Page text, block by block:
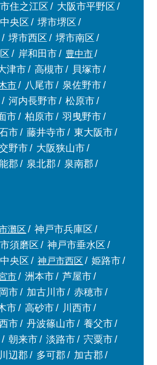
住之江区
大阪市平野区
央区
堺市堺区
堺市西区
堺市南区
岸和田市
豊中市
津市 高槻市
貝塚市
市 八尾市
泉佐野市
河内長野市
松原市
市 柏原市
羽曳野市
市 藤井寺市
東大阪市
野市
大阪狭山市
郡 泉北郡
泉南郡
灘区
神戸市兵庫区
須磨区
神戸市垂水区
央区 神戸市西区
姫路市
市 洲本市
芦屋市
市 加古川市
赤穂市
市 高砂市
川西市
市 丹波篠山市
養父市
朝来市 淡路市
宍粟市
川辺郡 多可郡
加古郡